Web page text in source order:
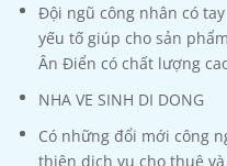
Đội ngũ công nhân có
yếu tố giúp cho sản
Ân Điển có chất lượng
NHA VE SINH DI DONG
Có những đổi mới công
thiện dịch vụ cho thuê